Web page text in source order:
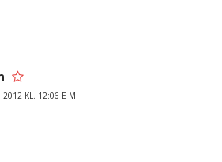
2012 KL. 12:06 E M